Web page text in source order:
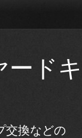
ード
交換などの